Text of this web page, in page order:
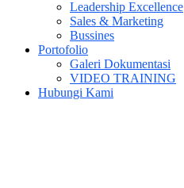
Leadership Excellence
Sales & Marketing
Bussines
Portofolio
Galeri Dokumentasi
VIDEO TRAINING
Hubungi Kami